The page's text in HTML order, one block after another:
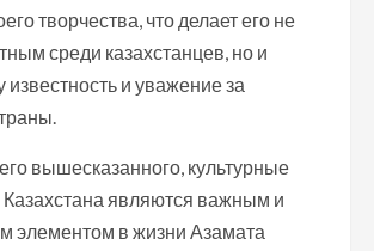
творчества, что делает его не
среди казахстанцев, но и
известность и уважение за
вышесказанного, культурные
Казахстана являются важным и
элементом в жизни Азамата